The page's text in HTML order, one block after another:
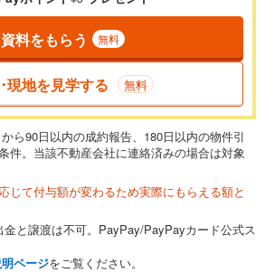
で借り入れ可能です。多くの金融機関
までを条件としています。
万円
円 1,499万円
にかけられる金額を入力してくださ
格の2割までが目安です。
万円
資料をもらう 無料
現地を見学する 無料
ら90日以内の成約報告、180日以内の物件引
件。当該不動産会社に連絡済みの場合は対象
じて付与額が変わるため実際にもらえる額と
と譲渡は不可。PayPay/PayPayカード公式ス
ページをご覧ください。